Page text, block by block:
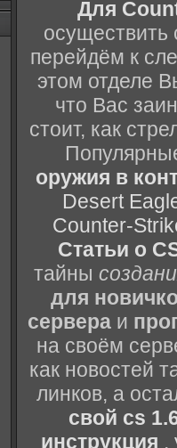
Для
осуществить
перейдём к
этом отделе
что Вас
стоит, как
оружия в
Desert
Counter-
Статьи о
тайны
для
сервера и
на своём
как новостей
линков, а
свой cs
инструкция ,